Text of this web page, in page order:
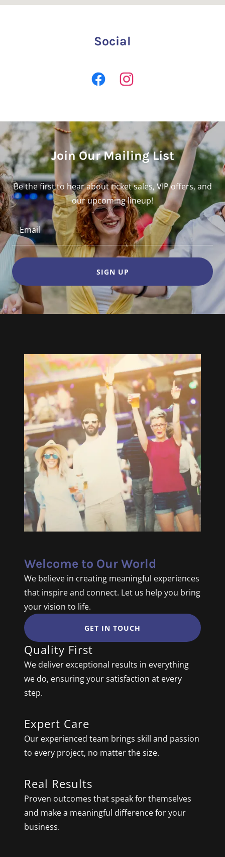
Social
Join Our Mailing List
Be the first to hear about ticket sales, VIP offers, and
our upcoming lineup!
Email
SIGN UP
Welcome to Our World
We believe in creating meaningful experiences
that inspire and connect. Let us help you bring
your vision to life.
GET IN TOUCH
Quality First
We deliver exceptional results in everything
we do, ensuring your satisfaction at every
step.
Expert Care
Our experienced team brings skill and passion
to every project, no matter the size.
Real Results
Proven outcomes that speak for themselves
and make a meaningful difference for your
business.